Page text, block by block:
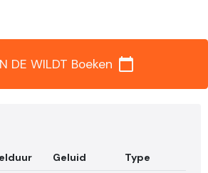
DE WILDT Boeken calendar_today
Geluid
Type